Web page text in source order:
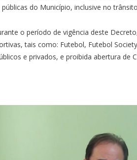
do Município, inclusive no
o período de vigência deste
tais como: Futebol, Futebol
e privados, e proibida abertura de